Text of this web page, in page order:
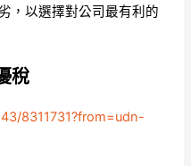
，以選擇對公司最有利的
稅
8311731?from=udn-